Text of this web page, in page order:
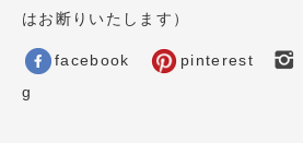
はお断りいたします）
facebook pinterest
g